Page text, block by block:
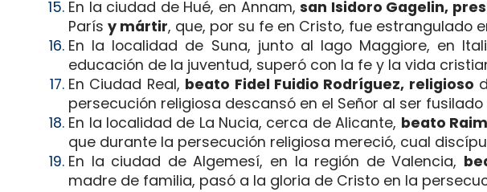
En la ciudad de Hué, en Annam,san Isidoro Gagelin,
Parísy mártir, que, por su fe en Cristo, fue estrangulado
En la localidad de Suna, junto al lago Maggiore, en
educación de la juventud, superó con la fe y la vida
En Ciudad Real, beato Fidel Fuidio Rodríguez, religioso
persecución religiosa descansó en el Señor al ser fusilado
En la localidad de La Nucia, cerca de Alicante, beato
que durante la persecución religiosa mereció, cual
En la ciudad de Algemesí, en la región de Valencia,
madre de familia, pasó a la gloria de Cristo en la